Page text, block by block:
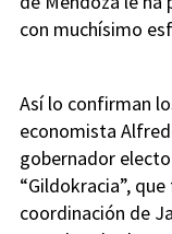
con muchísimo
Así lo confirman
economista
gobernador
“Gildokracia”,
coordinación de